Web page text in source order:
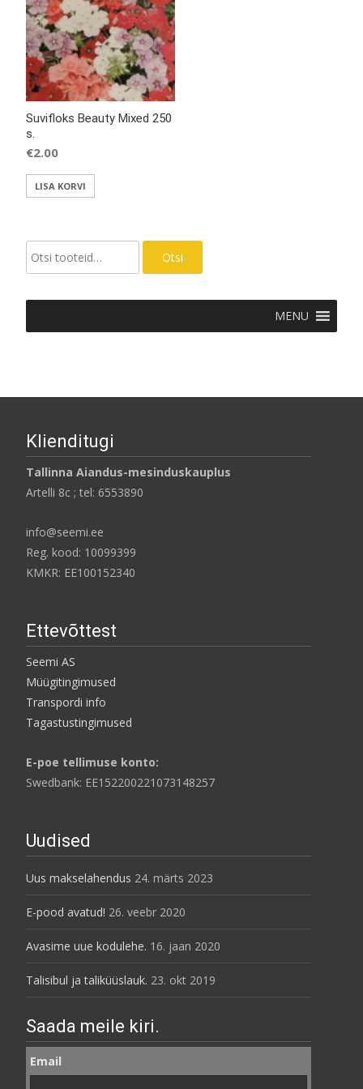
Suvifloks Beauty Mixed 250
s.
€2.00
LISA KORVI
Otsi
MENU
Klienditugi
Tallinna Aiandus-mesinduskauplus
Artelli 8c ; tel: 6553890
info@seemi.ee
Reg. kood: 10099399
KMKR: EE100152340
Ettevõttest
Seemi AS
Müügitingimused
Transpordi info
Tagastustingimused
E-poe tellimuse konto:
Swedbank: EE152200221073148257
Uudised
Uus makselahendus 24. märts 2023
E-pood avatud! 26. veebr 2020
Avasime uue kodulehe. 16. jaan 2020
Talisibul ja taliküüslauk. 23. okt 2019
Saada meile kiri.
Email